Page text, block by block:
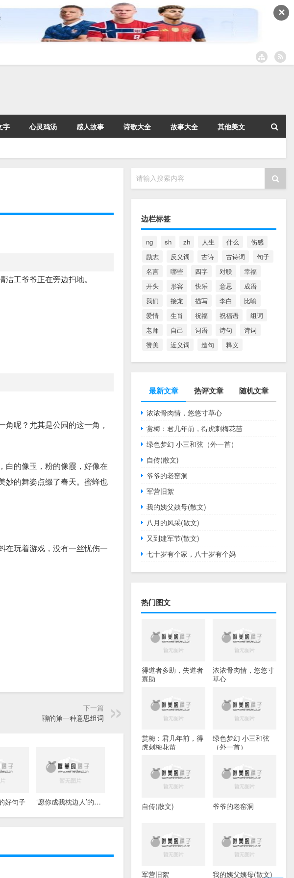
✕
字 心灵鸡汤 感人故事 诗歌大全 故事大全 其他美文
工爷爷正在旁边扫地。
呢？尤其是公园的这一角，
的像玉，粉的像霞，好像在
妙的舞姿点缀了春天。蜜蜂也
在玩着游戏，没有一丝忧伤一
下一篇
聊的第一种意思组词
好句子 ‘愿你成我枕边人’的下联，越对称越好，谢谢
请输入搜索内容
边栏标签
ng sh zh 人生 什么
伤感
励志
反义词 古诗 古诗词
句子
名言
哪些 四字 对联
幸福
开头
形容 快乐 意思
成语
我们
接龙 描写 李白
比喻
爱情
生肖 祝福 祝福语
组词
老师
自己 词语 诗句
诗词
赞美
近义词 造句 释义
最新文章 热评文章 随机文章
浓浓骨肉情，悠悠寸草心
赏梅：君几年前，得虎刺梅花苗
绿色梦幻 小三和弦（外一首）
自传(散文)
爷爷的老窑洞
军营旧絮
我的姨父姨母(散文)
八月的风采(散文)
又到建军节(散文)
七十岁有个家，八十岁有个妈
热门图文
得道者多助，失道者
寡助
浓浓骨肉情，悠悠寸
草心
赏梅：君几年前，得
虎刺梅花苗
绿色梦幻 小三和弦
（外一首）
自传(散文) 爷爷的老窑洞
军营旧絮 我的姨父姨母(散文)